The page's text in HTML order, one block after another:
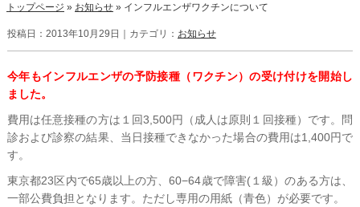
トップページ » お知らせ » インフルエンザワクチンについて
投稿日：2013年10月29日｜カテゴリ： お知らせ
今年もインフルエンザの予防接種（ワクチン）の受け付けを開始し
ました。
費用は任意接種の方は１回3,500円（成人は原則１回接種）です。問
診および診察の結果、当日接種できなかった場合の費用は1,400円で
す。
東京都23区内で65歳以上の方、60−64歳で障害(１級）のある方は、
一部公費負担となります。ただし専用の用紙（青色）が必要です。